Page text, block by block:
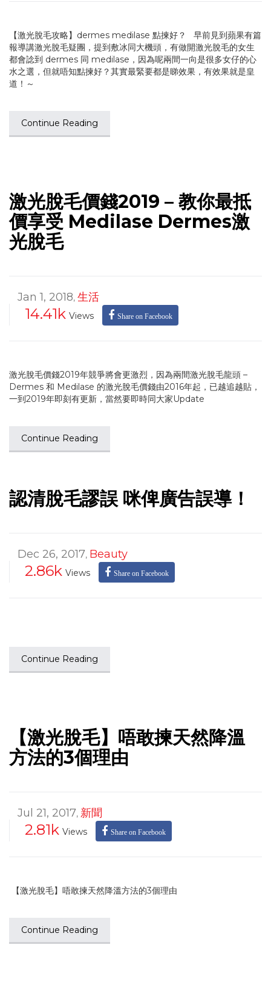
【激光脫毛攻略】dermes medilase 點揀好？ 早前見到蘋果有篇
報導講激光脫毛疑團，提到敷冰同大機頭，有做開激光脫毛的女生
都會諗到 dermes 同 medilase，因為呢兩間一向是很多女仔的心
水之選，但就唔知點揀好？其實最緊要都是睇效果，有效果就是皇
道！～
Continue Reading
激光脫毛價錢2019 – 教你最抵
價享受 Medilase Dermes激
光脫毛
Jan 1, 2018, 生活
14.41k Views Share on Facebook
激光脫毛價錢2019年競爭將會更激烈，因為兩間激光脫毛龍頭 –
Dermes 和 Medilase 的激光脫毛價錢由2016年起，已越追越貼，
一到2019年即刻有更新，當然要即時同大家Update
Continue Reading
認清脫毛謬誤 咪俾廣告誤導！
Dec 26, 2017, Beauty
2.86k Views Share on Facebook
Continue Reading
【激光脫毛】唔敢揀天然降溫
方法的3個理由
Jul 21, 2017, 新聞
2.81k Views Share on Facebook
【激光脫毛】唔敢揀天然降溫方法的3個理由
Continue Reading